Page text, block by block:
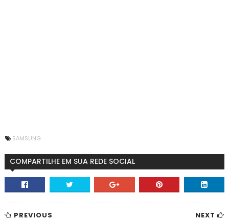
SAMSUNG
COMPARTILHE EM SUA REDE SOCIAL
NEXT
PREVIOUS